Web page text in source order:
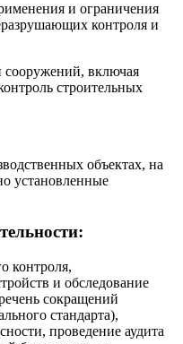
и ограничения
контроля и
сооружений, включая
строительных
объектах, на
установленные
контроля,
и обследование
сокращений
стандарта),
проведение аудита